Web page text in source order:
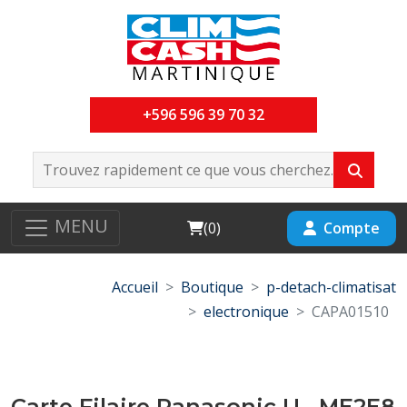
+596 596 39 70 32
MENU Cart
(0) Compte
Accueil Boutique
p-detach-climatisat
electronique
CAPA01510